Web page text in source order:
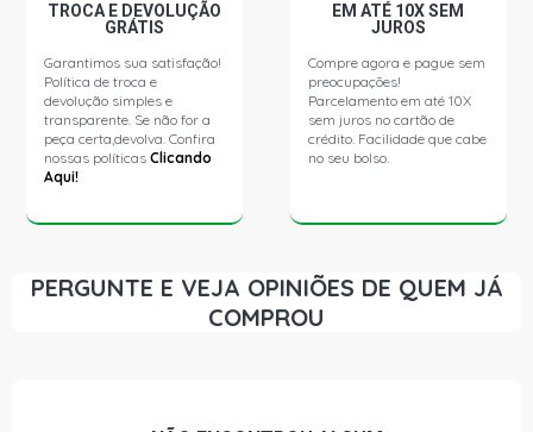
TROCA E DEVOLUÇÃO
GRÁTIS
Garantimos sua satisfação!
Política de troca e
devolução simples e
transparente. Se não for a
peça certa,devolva. Confira
nossas políticasClicando
Aqui!
EM ATÉ 10X SEM
JUROS
Compre agora e pague sem
preocupações!
Parcelamento em até 10X
sem juros no cartão de
crédito. Facilidade que cabe
no seu bolso.
PERGUNTE E VEJA OPINIÕES DE QUEM JÁ
COMPROU